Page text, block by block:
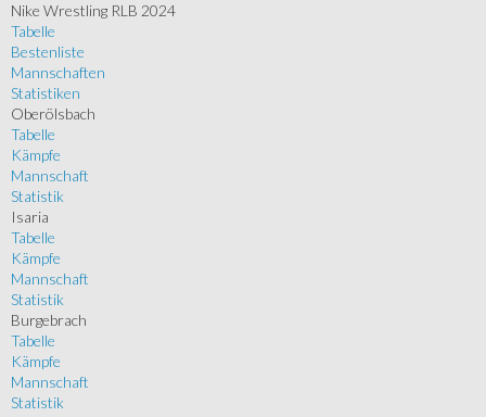
Nike Wrestling RLB 2024
Tabelle
Bestenliste
Mannschaften
Statistiken
Oberölsbach
Tabelle
Kämpfe
Mannschaft
Statistik
Isaria
Tabelle
Kämpfe
Mannschaft
Statistik
Burgebrach
Tabelle
Kämpfe
Mannschaft
Statistik